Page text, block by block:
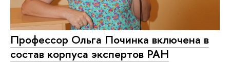
Профессор Ольга Починка включена в
состав корпуса экспертов РАН